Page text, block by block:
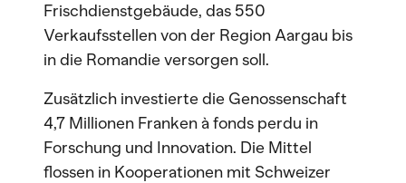
Frischdienstgebäude, das 550
Verkaufsstellen von der Region Aargau bis
in die Romandie versorgen soll.
Zusätzlich investierte die Genossenschaft
4,7 Millionen Franken à fonds perdu in
Forschung und Innovation. Die Mittel
flossen in Kooperationen mit Schweizer